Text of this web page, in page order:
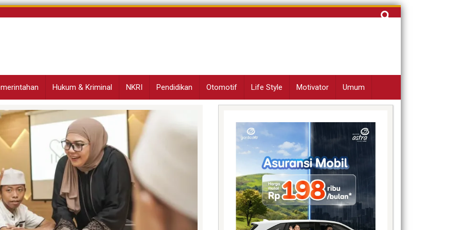
Cari
Hukum & Kriminal NKRI Pendidikan Otomotif Life Style Motivator Umum